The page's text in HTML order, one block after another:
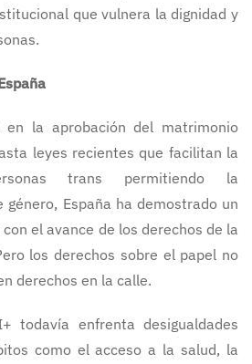
que vulnera la dignidad y
en la aprobación del matrimonio
leyes recientes que facilitan la
trans permitiendo la
España ha demostrado un
el avance de los derechos de la
los derechos sobre el papel no
derechos en la calle.
todavía enfrenta desigualdades
como el acceso a la salud, la